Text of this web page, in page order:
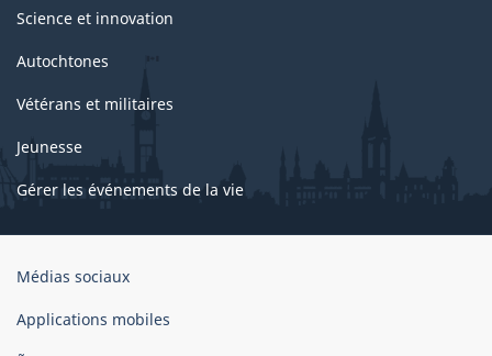
Science et innovation
Autochtones
Vétérans et militaires
Jeunesse
Gérer les événements de la vie
Organisation
gouvernement
Médias sociaux
Applications mobiles